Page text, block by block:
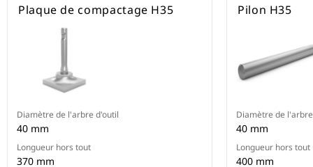
Plaque de compactage H35
Diamètre de l'arbre d'outil
40 mm
Longueur hors tout
370 mm
Pilon H35
Diamètre de
40 mm
Longueur hors tout
400 mm